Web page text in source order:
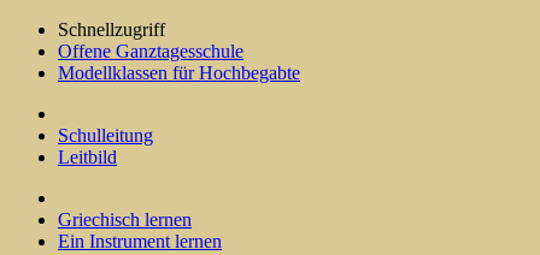
Schnellzugriff
Offene Ganztagesschule
Modellklassen für Hochbegabte
Schulleitung
Leitbild
Griechisch lernen
Ein Instrument lernen